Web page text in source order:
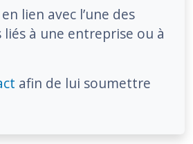
lien avec l’une des
à une entreprise ou à
afin de lui soumettre